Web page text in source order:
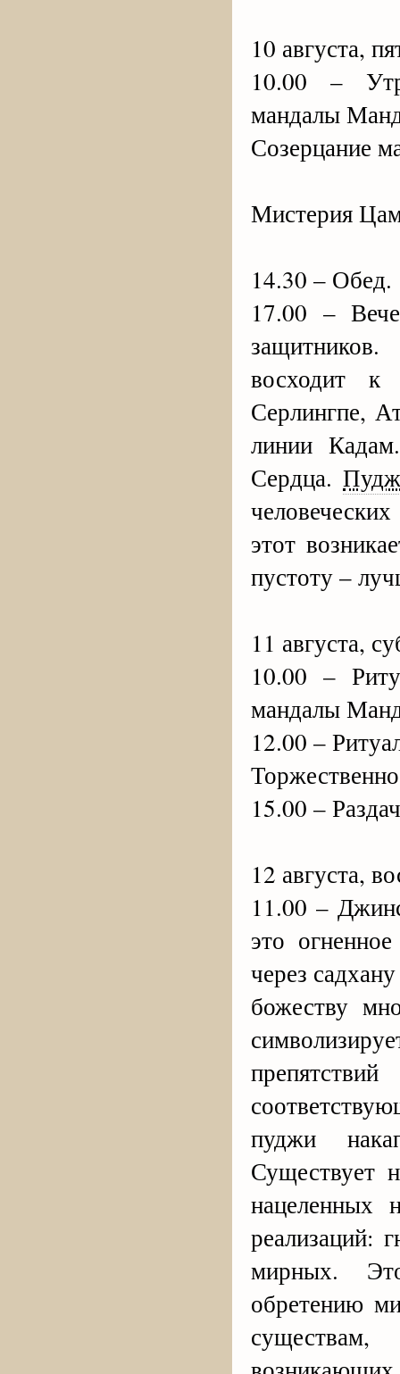
10 августа,
10.00 –
мандалы
Созерцание
Мистерия
14.30 – Обед.
17.00 –
восходит
Серлингпе,
линии
Сердца.
этот
пустоту –
11 августа,
10.00 –
мандалы
12.00 –
15.00 –
12 августа,
11.00 –
это
через
божеству
пуджи
Существует
нацеленных
реализаций:
мирных.
обретению
существам,